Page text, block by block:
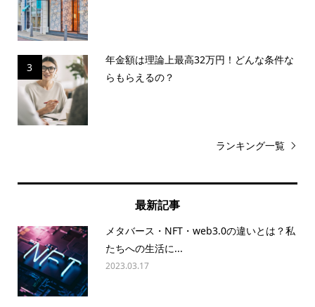
3
年金額は理論上最高32万円！どんな条件な
らもらえるの？
ランキング一覧
最新記事
メタバース・NFT・web3.0の違いとは？私
たちへの生活に...
2023.03.17